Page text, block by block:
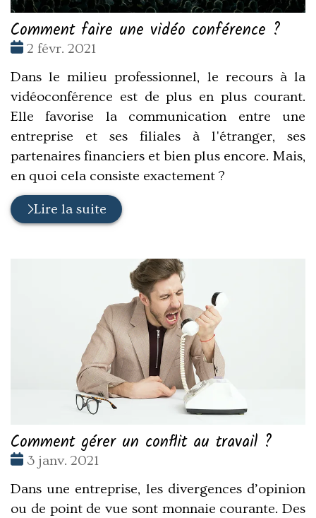
Comment faire une vidéo conférence ?
Date
2 févr. 2021
Dans le milieu professionnel, le recours à la
vidéoconférence est de plus en plus courant.
Elle favorise la communication entre une
entreprise et ses filiales à l'étranger, ses
partenaires financiers et bien plus encore. Mais,
en quoi cela consiste exactement ?
Lire la suite
Comment gérer un conflit au travail ?
Date
3 janv. 2021
Dans une entreprise, les divergences d’opinion
ou de point de vue sont monnaie courante. Des